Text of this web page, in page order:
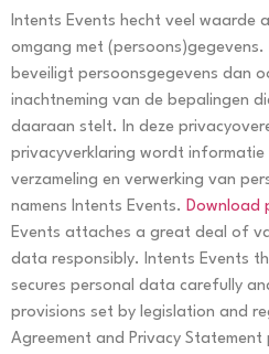
Intents Events hecht veel waarde
omgang met
beveiligt persoonsgegevens dan
inachtneming van de bepalingen
daaraan stelt. In deze
privacyverklaring wordt
verzameling en verwerking van
namens Intents Events. Download
Events attaches a great deal of
data responsibly. Intents Events
secures personal data carefully
provisions set by legislation and
Agreement and Privacy